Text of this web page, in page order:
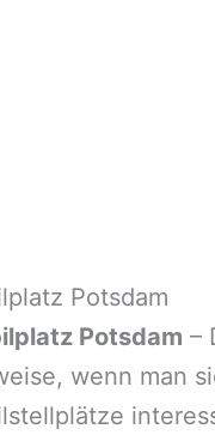
Potsdam
Potsdam –
wenn man